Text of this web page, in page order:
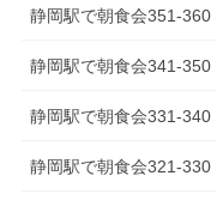
静岡駅で朝食会351-360
静岡駅で朝食会341‐350
静岡駅で朝食会331-340
静岡駅で朝食会321-330